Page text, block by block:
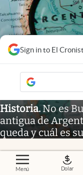
Menú Dolar
Sign in to El
Historia. No es
antigua de
queda y cuál es